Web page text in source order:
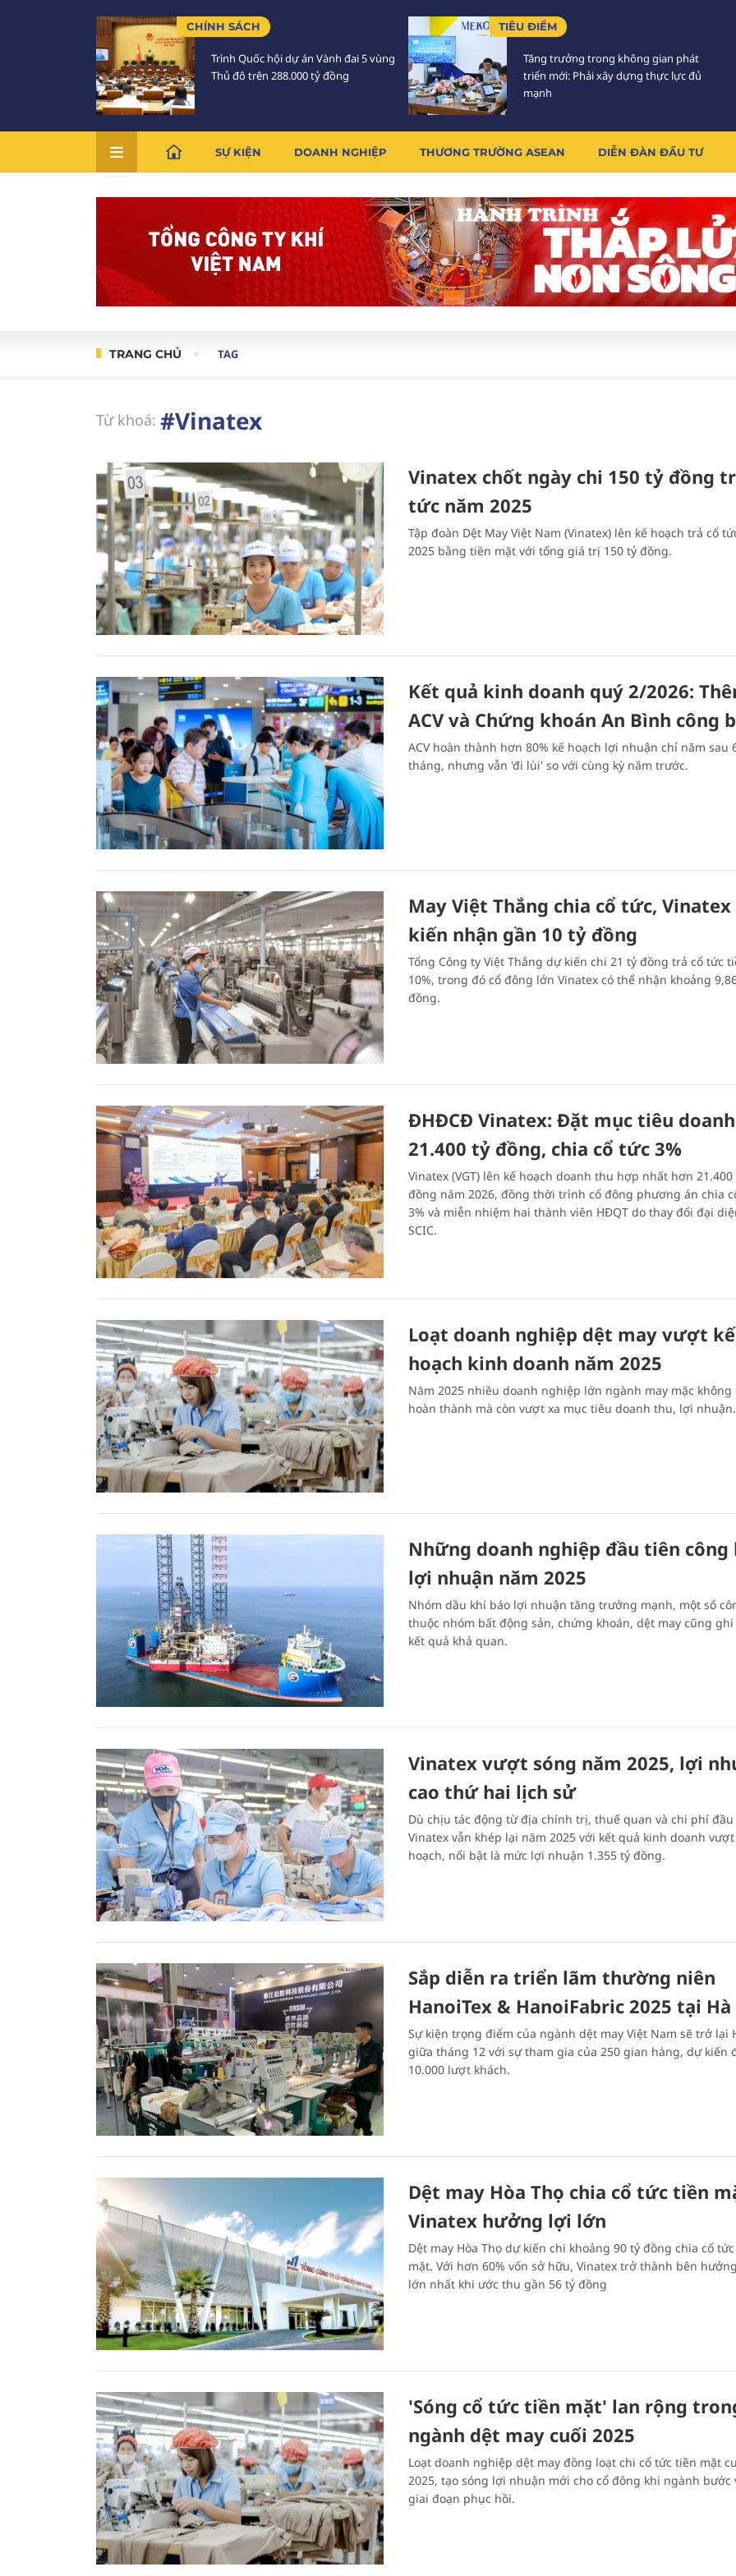
CHÍNH SÁCH
Trình Quốc hội dự án Vành đai 5 vùng
Thủ đô trên 288.000 tỷ đồng
TIÊU ĐIỂM
Tăng trưởng trong không gian phát
triển mới: Phải xây dựng thực lực đủ
mạnh
SỰ KIỆN DOANH NGHIỆP THƯƠNG TRƯỜNG ASEAN DIỄN ĐÀN ĐẦU TƯ
TRANG CHỦ TAG
Từ khoá: #Vinatex
Vinatex chốt ngày chi 150 tỷ đồng
tức năm 2025
Tập đoàn Dệt May Việt Nam (Vinatex) lên kế hoạch trả cổ
2025 bằng tiền mặt với tổng giá trị 150 tỷ đồng.
Kết quả kinh doanh quý 2/2026:
ACV và Chứng khoán An Bình công
ACV hoàn thành hơn 80% kế hoạch lợi nhuận chỉ năm sau
tháng, nhưng vẫn 'đi lùi' so với cùng kỳ năm trước.
May Việt Thắng chia cổ tức,
kiến nhận gần 10 tỷ đồng
Tổng Công ty Việt Thắng dự kiến chi 21 tỷ đồng trả cổ tức
10%, trong đó cổ đông lớn Vinatex có thể nhận khoảng
đồng.
ĐHĐCĐ Vinatex: Đặt mục tiêu
21.400 tỷ đồng, chia cổ tức 3%
Vinatex (VGT) lên kế hoạch doanh thu hợp nhất hơn 21.400
đồng năm 2026, đồng thời trình cổ đông phương án chia
3% và miễn nhiệm hai thành viên HĐQT do thay đổi đại
SCIC.
Loạt doanh nghiệp dệt may vượt kế
hoạch kinh doanh năm 2025
Năm 2025 nhiều doanh nghiệp lớn ngành may mặc không
hoàn thành mà còn vượt xa mục tiêu doanh thu, lợi nhuận.
Những doanh nghiệp đầu tiên công
lợi nhuận năm 2025
Nhóm dầu khí báo lợi nhuận tăng trưởng mạnh, một số
thuộc nhóm bất động sản, chứng khoán, dệt may cũng
kết quả khả quan.
Vinatex vượt sóng năm 2025, lợi
cao thứ hai lịch sử
Dù chịu tác động từ địa chính trị, thuế quan và chi phí đầu
Vinatex vẫn khép lại năm 2025 với kết quả kinh doanh
hoạch, nổi bật là mức lợi nhuận 1.355 tỷ đồng.
Sắp diễn ra triển lãm thường niên
HanoiTex & HanoiFabric 2025 tại
Sự kiện trọng điểm của ngành dệt may Việt Nam sẽ trở lại
giữa tháng 12 với sự tham gia của 250 gian hàng, dự kiến
10.000 lượt khách.
Dệt may Hòa Thọ chia cổ tức tiền
Vinatex hưởng lợi lớn
Dệt may Hòa Thọ dự kiến chi khoảng 90 tỷ đồng chia cổ
mặt. Với hơn 60% vốn sở hữu, Vinatex trở thành bên
lớn nhất khi ước thu gần 56 tỷ đồng
'Sóng cổ tức tiền mặt' lan rộng
ngành dệt may cuối 2025
Loạt doanh nghiệp dệt may đồng loạt chi cổ tức tiền mặt
2025, tạo sóng lợi nhuận mới cho cổ đông khi ngành bước
giai đoạn phục hồi.